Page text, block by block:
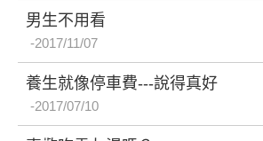
男生不用看
2017/11/07
養生就像停車費---說得真好
2017/07/10